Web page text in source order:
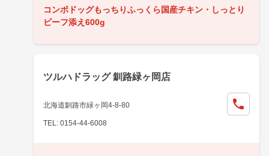
コンボドッグもっちりふっくら国産チキン・しっとり
ビーフ添え600g
ツルハドラッグ 釧路緑ヶ岡店
北海道釧路市緑ヶ岡4-8-80
TEL: 0154-44-6008